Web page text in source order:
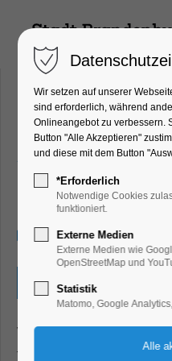
„Fotosafari“
Bildung, Vortrag,
Mitmach-Aktion
17.05.2024, 09:00–10:00
Eintritt frei
Was gibt es alles in der
finden sich die Kinder in der
Wir setzen auf unserer
sind erforderlich, während
Onlineangebot zu verbessern.
Button "Alle Akzeptieren"
und diese mit dem Button
*Erforderlich
Notwendige Cookies
funktioniert.
Externe Medien
Externe Medien wie
OpenStreetMap und
Statistik
Matomo, Google